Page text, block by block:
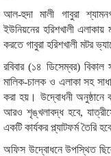
আল-হুদা মালী গাবুরা
ইউনিয়নের হরিশখালী
করতে গাবুরা হরিশখালী মটর
রবিবার (১৪ ডিসেম্বর)
মালিক-চালক ও এলাকা সহ
করা হয়। উদ্বোধনী অনুষ্ঠানে
আরও শৃঙ্খলাবদ্ধ হবে,
একটি কার্যকর প্ল্যাটফর্ম তৈরি
অফিস উদ্বোধনে উপস্থিত